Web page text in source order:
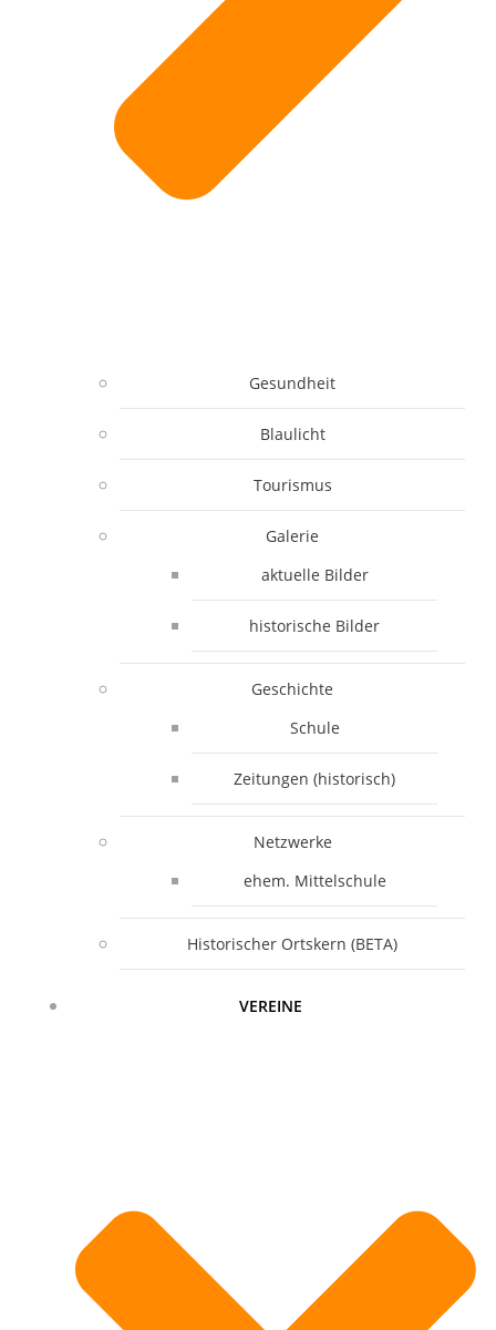
Gesundheit
Blaulicht
Tourismus
Galerie
aktuelle Bilder
historische Bilder
Geschichte
Schule
Zeitungen (historisch)
Netzwerke
ehem. Mittelschule
Historischer Ortskern (BETA)
VEREINE